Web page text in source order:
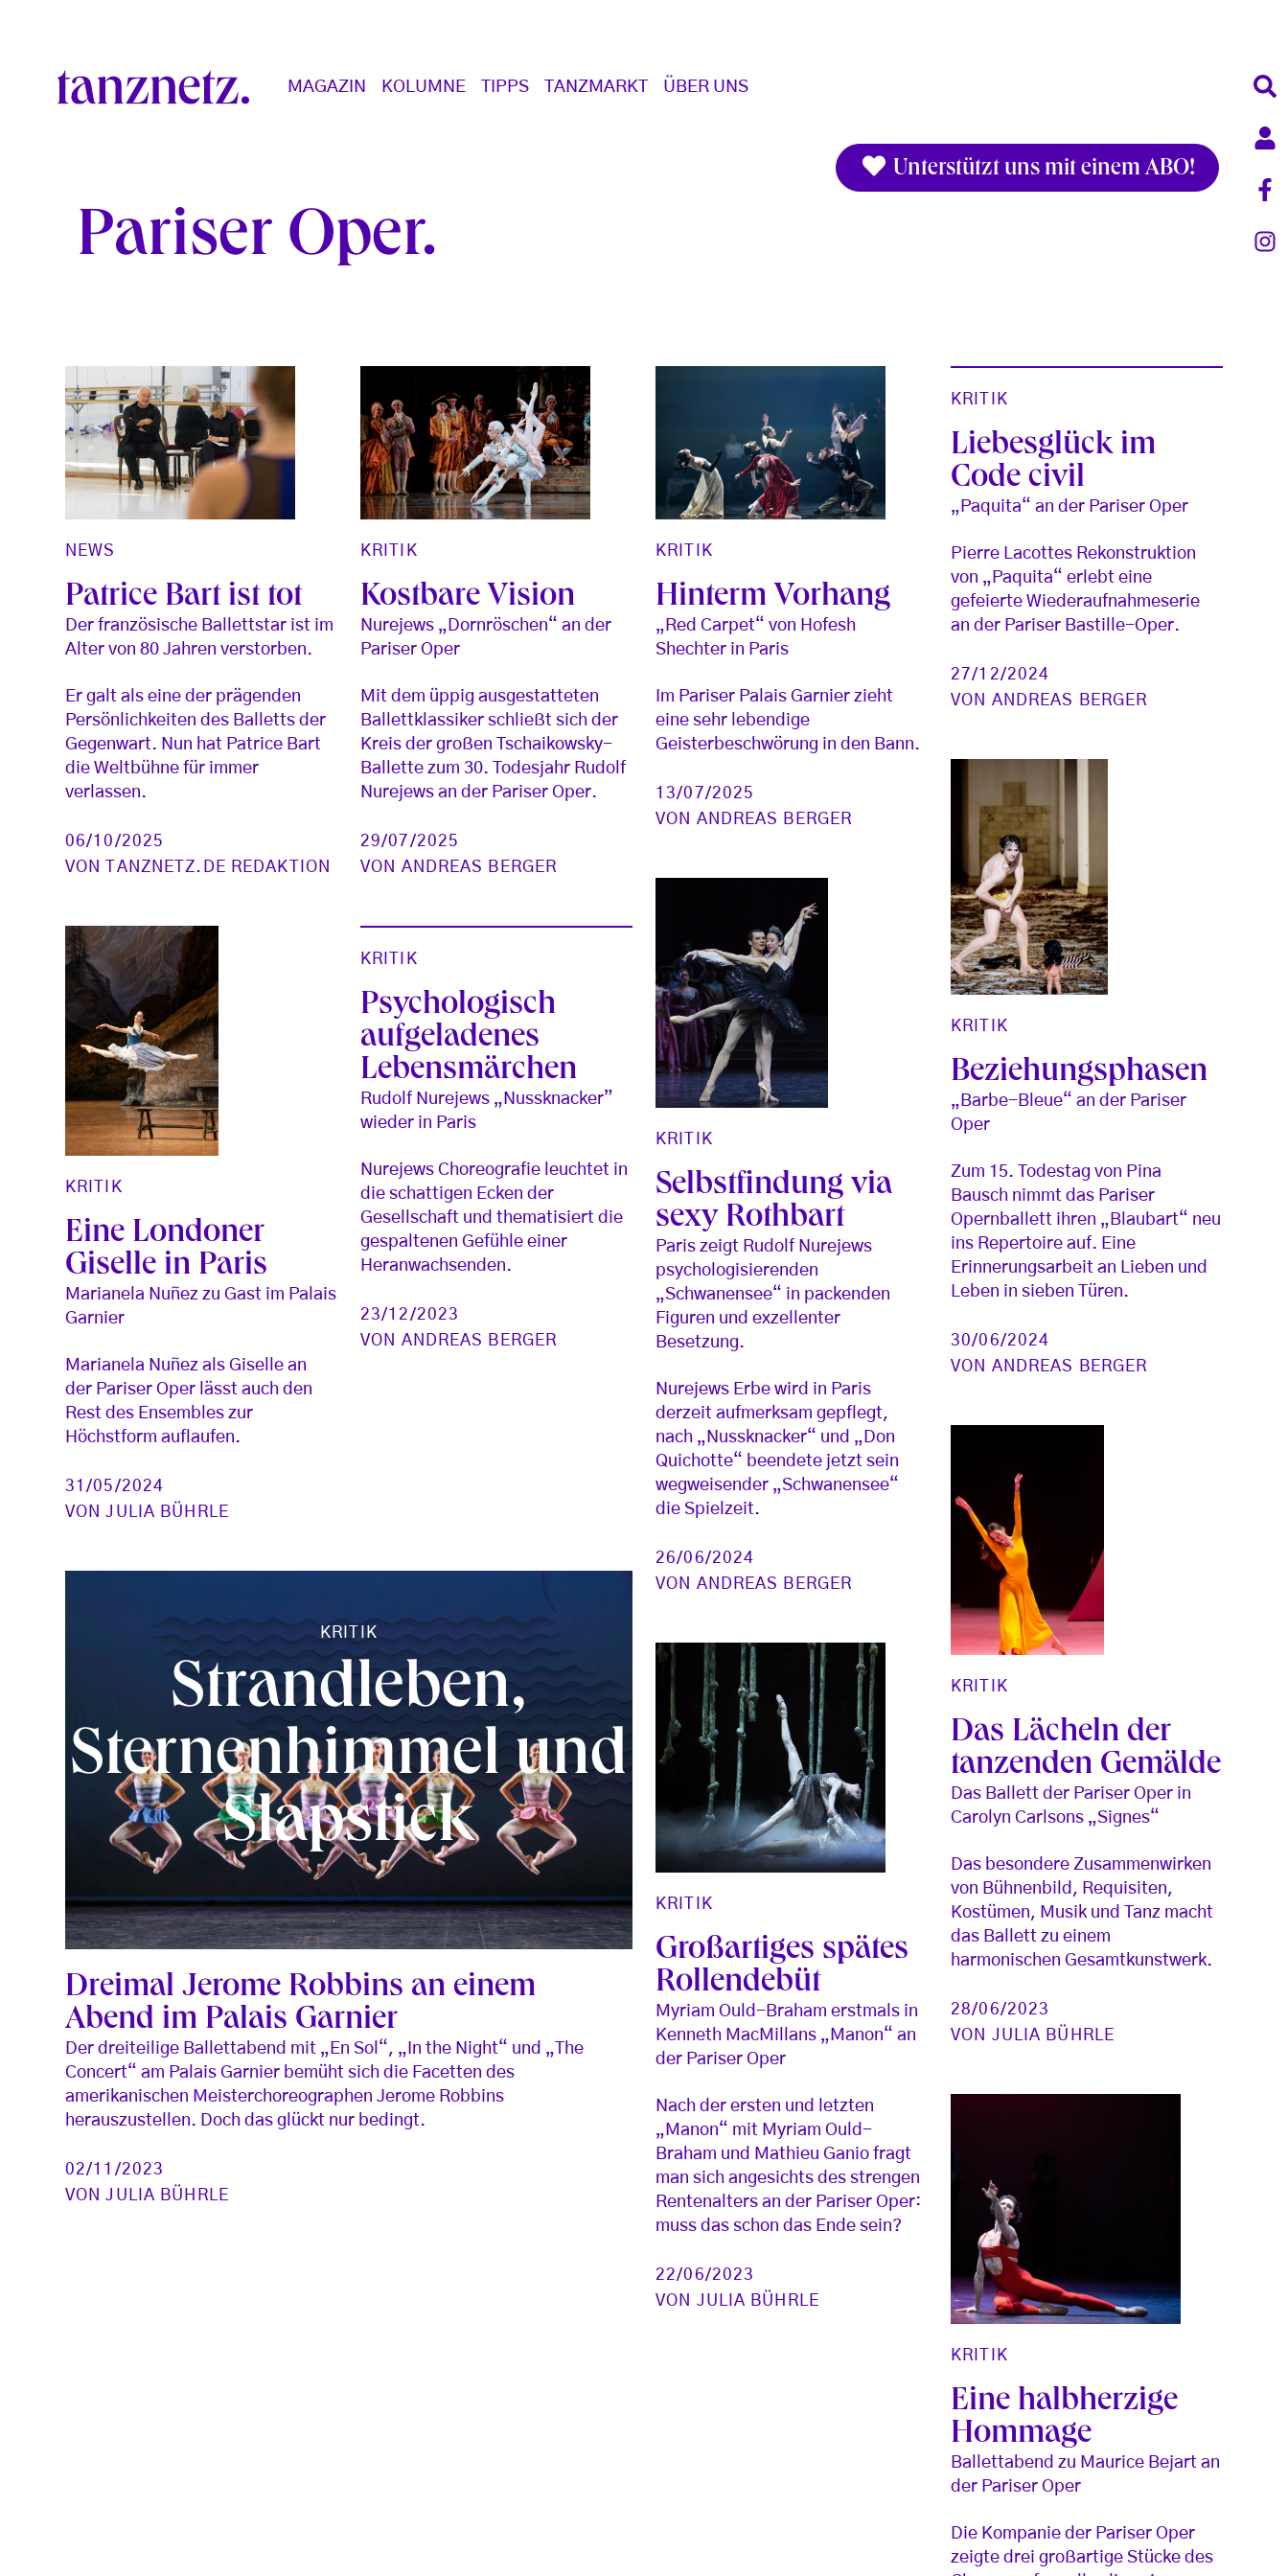
Main navigation
MAGAZIN KOLUMNE TIPPS TANZMARKT ÜBER UNS
Unterstützt uns mit einem ABO!
Pariser Oper
NEWS
Patrice Bart ist tot
Der französische Ballettstar ist im
Alter von 80 Jahren verstorben.
Er galt als eine der prägenden
Persönlichkeiten des Balletts der
Gegenwart. Nun hat Patrice Bart
die Weltbühne für immer
verlassen.
06/10/2025
VON
TANZNETZ.DE REDAKTION
KRITIK
Kostbare Vision
Nurejews „Dornröschen“ an der
Pariser Oper
Mit dem üppig ausgestatteten
Ballettklassiker schließt sich der
Kreis der großen Tschaikowsky-
Ballette zum 30. Todesjahr Rudolf
Nurejews an der Pariser Oper.
29/07/2025
VON ANDREAS BERGER
KRITIK
Hinterm Vorhang
„Red Carpet“ von Hofesh
Shechter in Paris
Im Pariser Palais Garnier zieht
eine sehr lebendige
Geisterbeschwörung in den Bann.
13/07/2025
VON ANDREAS BERGER
KRITIK
Liebesglück im
Code civil
„Paquita“ an der Pariser Oper
Pierre Lacottes Rekonstruktion
von „Paquita“ erlebt eine
gefeierte Wiederaufnahmeserie
an der Pariser Bastille-Oper.
27/12/2024
VON ANDREAS BERGER
KRITIK
Beziehungsphasen
„Barbe-Bleue“ an der Pariser
Oper
Zum 15. Todestag von Pina
Bausch nimmt das Pariser
Opernballett ihren „Blaubart“ neu
ins Repertoire auf. Eine
Erinnerungsarbeit an Lieben und
Leben in sieben Türen.
30/06/2024
VON ANDREAS BERGER
KRITIK
Selbstfindung via
sexy Rothbart
Paris zeigt Rudolf Nurejews
psychologisierenden
„Schwanensee“ in packenden
Figuren und exzellenter
Besetzung.
Nurejews Erbe wird in Paris
derzeit aufmerksam gepflegt,
nach „Nussknacker“ und „Don
Quichotte“ beendete jetzt sein
wegweisender „Schwanensee“
die Spielzeit.
26/06/2024
VON ANDREAS BERGER
KRITIK
Eine Londoner
Giselle in Paris
Marianela Nuñez zu Gast im Palais
Garnier
Marianela Nuñez als Giselle an
der Pariser Oper lässt auch den
Rest des Ensembles zur
Höchstform auflaufen.
31/05/2024
VONJULIA BÜHRLE
KRITIK
Psychologisch
aufgeladenes
Lebensmärchen
Rudolf Nurejews „Nussknacker”
wieder in Paris
Nurejews Choreografie leuchtet in
die schattigen Ecken der
Gesellschaft und thematisiert die
gespaltenen Gefühle einer
Heranwachsenden.
23/12/2023
VON ANDREAS BERGER
KRITIK
Strandleben,
Sternenhimmel und
Slapstick
Dreimal Jerome Robbins an einem
Abend im Palais Garnier
Der dreiteilige Ballettabend mit „En Sol“, „In the Night“ und „The
Concert“ am Palais Garnier bemüht sich die Facetten des
amerikanischen Meisterchoreographen Jerome Robbins
herauszustellen. Doch das glückt nur bedingt.
02/11/2023
VONJULIA BÜHRLE
KRITIK
Das Lächeln der
tanzenden Gemälde
Das Ballett der Pariser Oper in
Carolyn Carlsons „Signes“
Das besondere Zusammenwirken
von Bühnenbild, Requisiten,
Kostümen, Musik und Tanz macht
das Ballett zu einem
harmonischen Gesamtkunstwerk.
28/06/2023
VON JULIA BÜHRLE
KRITIK
Großartiges spätes
Rollendebüt
Myriam Ould-Braham erstmals in
Kenneth MacMillans „Manon“ an
der Pariser Oper
Nach der ersten und letzten
„Manon“ mit Myriam Ould-
Braham und Mathieu Ganio fragt
man sich angesichts des strengen
Rentenalters an der Pariser Oper:
muss das schon das Ende sein?
22/06/2023
VON JULIA BÜHRLE
KRITIK
Eine halbherzige
Hommage
Ballettabend zu Maurice Bejart an
der Pariser Oper
Die Kompanie der Pariser Oper
zeigte drei großartige Stücke des